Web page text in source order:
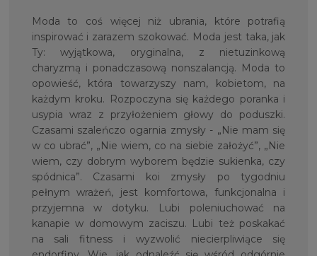
Moda to coś więcej niż ubrania, które potrafią
inspirować i zarazem szokować. Moda jest taka, jak
Ty: wyjątkowa, oryginalna, z nietuzinkową
charyzmą i ponadczasową nonszalancją. Moda to
opowieść, która towarzyszy nam, kobietom, na
każdym kroku. Rozpoczyna się każdego poranka i
usypia wraz z przyłożeniem głowy do poduszki.
Czasami szaleńczo ogarnia zmysły - „Nie mam się
w co ubrać”, „Nie wiem, co na siebie założyć”, „Nie
wiem, czy dobrym wyborem będzie sukienka, czy
spódnica”. Czasami koi zmysły po tygodniu
pełnym wrażeń, jest komfortowa, funkcjonalna i
przyjemna w dotyku. Lubi poleniuchować na
kanapie w domowym zaciszu. Lubi też poskakać
na sali fitness i wyzwolić niecierpliwiące się